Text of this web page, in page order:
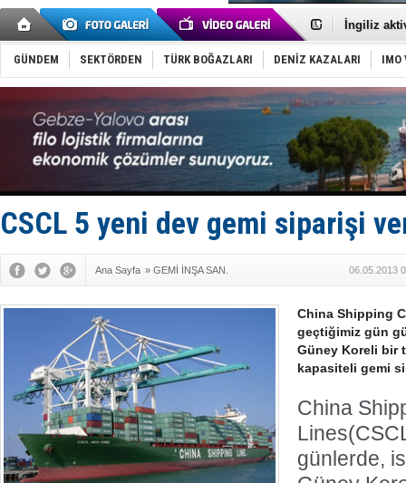
İngiliz
FESCO,
DESE,
35 milyon
İnsansız
Yüzyıl
Anadolu
Derince,
Tüpraş,
İTU AUV,
PROYAD,
GÜNDEM SEKTÖRDEN TÜRK BOĞAZLARI DENİZ KAZALARI IMO
CSCL 5 yeni dev gemi siparişi
Ana Sayfa » GEMİ İNŞA SAN. 06.05.2013
China Shipping
geçtiğimiz gün
Güney Koreli bir
kapasiteli gemi
China
günlerde,